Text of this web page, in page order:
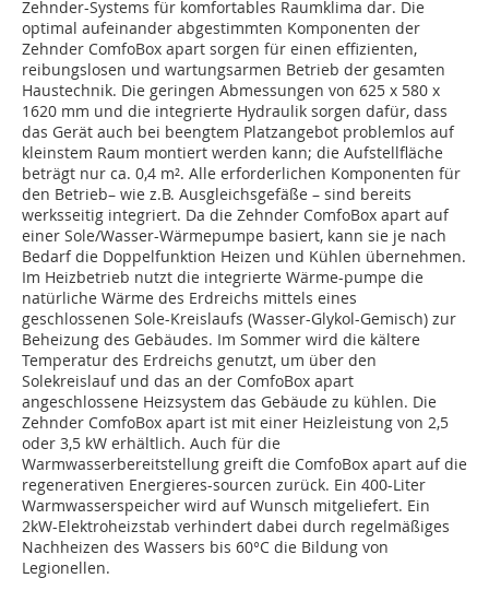
Zehnder-Systems für komfortables Raumklima dar. Die
optimal aufeinander abgestimmten Komponenten der
Zehnder ComfoBox apart sorgen für einen effizienten,
reibungslosen und wartungsarmen Betrieb der gesamten
Haustechnik. Die geringen Abmessungen von 625 x 580 x
1620 mm und die integrierte Hydraulik sorgen dafür, dass
das Gerät auch bei beengtem Platzangebot problemlos auf
kleinstem Raum montiert werden kann; die Aufstellfläche
beträgt nur ca. 0,4 m². Alle erforderlichen Komponenten für
den Betrieb– wie z.B. Ausgleichsgefäße – sind bereits
werksseitig integriert. Da die Zehnder ComfoBox apart auf
einer Sole/Wasser-Wärmepumpe basiert, kann sie je nach
Bedarf die Doppelfunktion Heizen und Kühlen übernehmen.
Im Heizbetrieb nutzt die integrierte Wärme-pumpe die
natürliche Wärme des Erdreichs mittels eines
geschlossenen Sole-Kreislaufs (Wasser-Glykol-Gemisch) zur
Beheizung des Gebäudes. Im Sommer wird die kältere
Temperatur des Erdreichs genutzt, um über den
Solekreislauf und das an der ComfoBox apart
angeschlossene Heizsystem das Gebäude zu kühlen. Die
Zehnder ComfoBox apart ist mit einer Heizleistung von 2,5
oder 3,5 kW erhältlich. Auch für die
Warmwasserbereitstellung greift die ComfoBox apart auf die
regenerativen Energieres-sourcen zurück. Ein 400-Liter
Warmwasserspeicher wird auf Wunsch mitgeliefert. Ein
2kW-Elektroheizstab verhindert dabei durch regelmäßiges
Nachheizen des Wassers bis 60°C die Bildung von
Legionellen.